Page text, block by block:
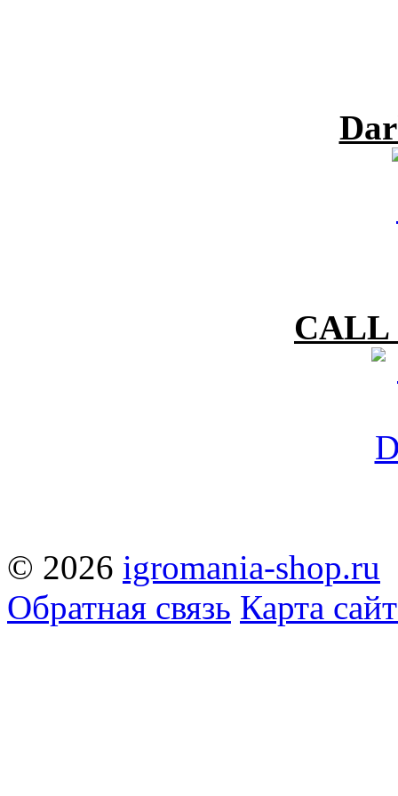
CALL
© 2026 igromania-shop.ru
Обратная связь Карта